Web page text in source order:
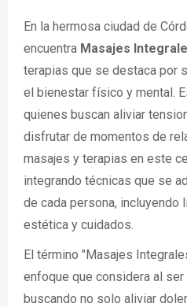
En la hermosa ciudad de
encuentra Masajes
terapias que se destaca por
el bienestar físico y mental.
quienes buscan aliviar
disfrutar de momentos de
masajes y terapias en este
integrando técnicas que se
de cada persona, incluyendo
estética y cuidados.
El término "Masajes
enfoque que considera al ser
buscando no solo aliviar